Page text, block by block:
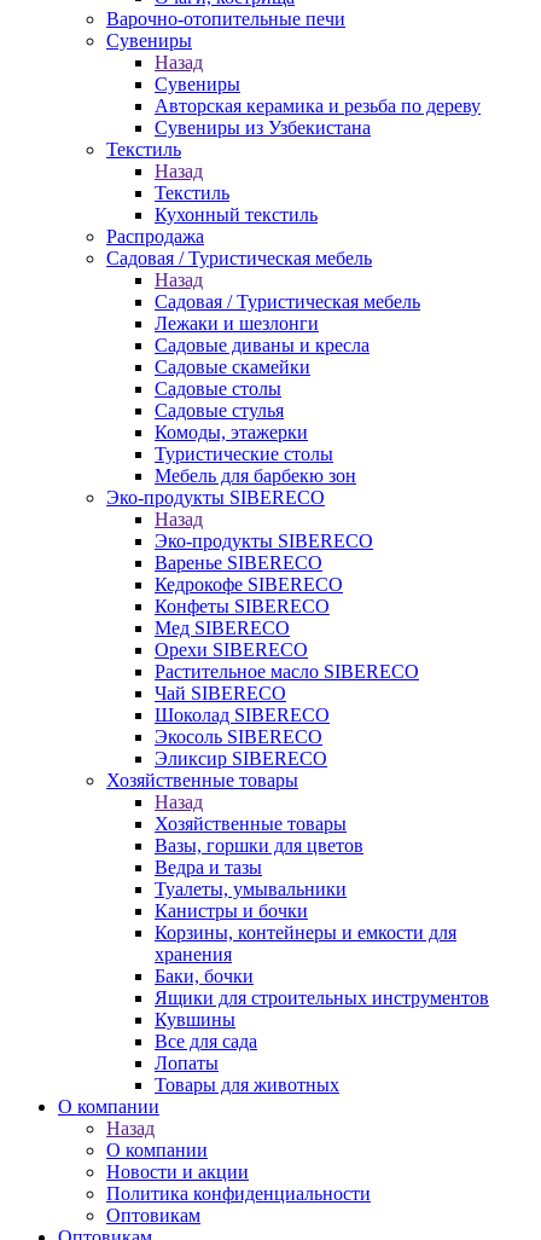
Варочно-отопительные печи
Сувениры
Назад
Сувениры
Авторская керамика и резьба по дереву
Сувениры из Узбекистана
Текстиль
Назад
Текстиль
Кухонный текстиль
Распродажа
Садовая / Туристическая мебель
Назад
Садовая / Туристическая мебель
Лежаки и шезлонги
Садовые диваны и кресла
Садовые скамейки
Садовые столы
Садовые стулья
Комоды, этажерки
Туристические столы
Мебель для барбекю зон
Эко-продукты SIBERECO
Назад
Эко-продукты SIBERECO
Варенье SIBERECO
Кедрокофе SIBERECO
Конфеты SIBERECO
Мед SIBERECO
Орехи SIBERECO
Растительное масло SIBERECO
Чай SIBERECO
Шоколад SIBERECO
Экосоль SIBERECO
Эликсир SIBERECO
Хозяйственные товары
Назад
Хозяйственные товары
Вазы, горшки для цветов
Ведра и тазы
Туалеты, умывальники
Канистры и бочки
Корзины, контейнеры и емкости для
хранения
Баки, бочки
Ящики для строительных инструментов
Кувшины
Все для сада
Лопаты
Товары для животных
О компании
Назад
О компании
Новости и акции
Политика конфиденциальности
Оптовикам